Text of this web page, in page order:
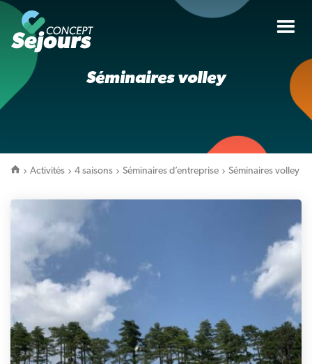
Séminaires volley
Activités 4 saisons Séminaires d’entreprise Séminaires volley